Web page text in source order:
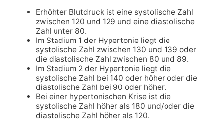
Erhöhter Blutdruck ist eine systolische Zahl
zwischen 120 und 129 und eine diastolische
Zahl unter 80.
Im Stadium 1 der Hypertonie liegt die
systolische Zahl zwischen 130 und 139 oder
die diastolische Zahl zwischen 80 und 89.
Im Stadium 2 der Hypertonie liegt die
systolische Zahl bei 140 oder höher oder die
diastolische Zahl bei 90 oder höher.
Bei einer hypertonischen Krise ist die
systolische Zahl höher als 180 und/oder die
diastolische Zahl höher als 120.